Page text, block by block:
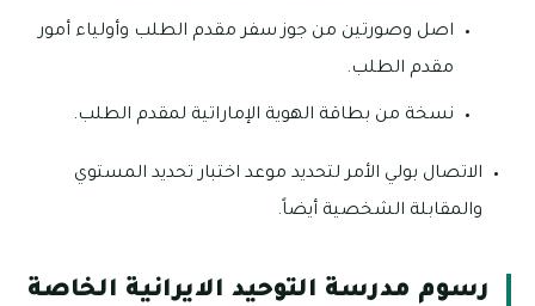
اصل وصورتين من جوز سفر مقدم الطلب وأولياء أمور
مقدم الطلب.
نسخة من بطاقة الهوية الإماراتية لمقدم الطلب.
الاتصال بولي الأمر لتحديد موعد اختبار تحديد المستوي
والمقابلة الشخصية أيضاً.
رسوم مدرسة التوحيد الايرانية الخاصة